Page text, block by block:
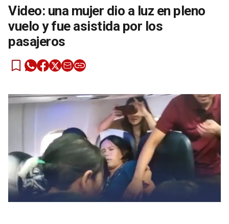
Video: una mujer dio a luz en pleno
vuelo y fue asistida por los
pasajeros